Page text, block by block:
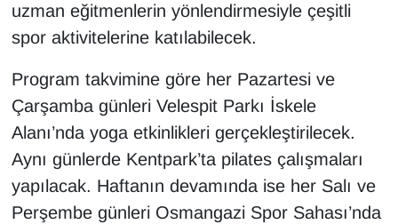
uzman eğitmenlerin yönlendirmesiyle çeşitli
spor aktivitelerine katılabilecek.
Program takvimine göre her Pazartesi ve
Çarşamba günleri Velespit Parkı İskele
Alanı’nda yoga etkinlikleri gerçekleştirilecek.
Aynı günlerde Kentpark’ta pilates çalışmaları
yapılacak. Haftanın devamında ise her Salı ve
Perşembe günleri Osmangazi Spor Sahası’nda